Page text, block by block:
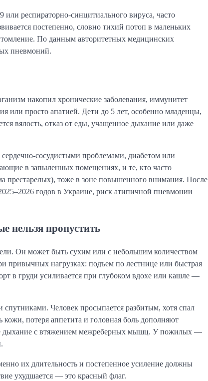
респираторно-синцитиального вируса, часто
постепенно, словно тихий потоп в маленьких
По данным авторитетных медицинских
пневмоний.
накопил хронические заболевания, иммунитет
или просто апатией. Дети до 5 лет, особенно младенцы,
вялость, отказ от еды, учащенное дыхание или даже
сосудистыми проблемами, диабетом или
в запыленных помещениях, и те, кто часто
престарелых), тоже в зоне повышенного внимания. После
годов в Украине, риск атипичной пневмонии
нельзя пропустить
Он может быть сухим или с небольшим количеством
привычных нагрузках: подъем по лестнице или быстрая
в груди усиливается при глубоком вдохе или кашле —
Человек просыпается разбитым, хотя спал
потеря аппетита и головная боль дополняют
дыхание с втяжением межреберных мышц. У пожилых —
их длительность и постепенное усиление должны
ухудшается — это красный флаг.